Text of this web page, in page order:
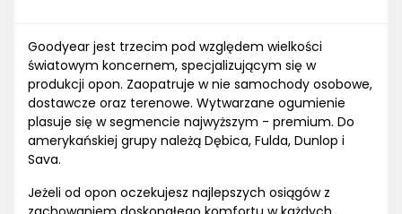
Goodyear jest trzecim pod względem wielkości
światowym koncernem, specjalizującym się w
produkcji opon. Zaopatruje w nie samochody osobowe,
dostawcze oraz terenowe. Wytwarzane ogumienie
plasuje się w segmencie najwyższym - premium. Do
amerykańskiej grupy należą Dębica, Fulda, Dunlop i
Sava.
Jeżeli od opon oczekujesz najlepszych osiągów z